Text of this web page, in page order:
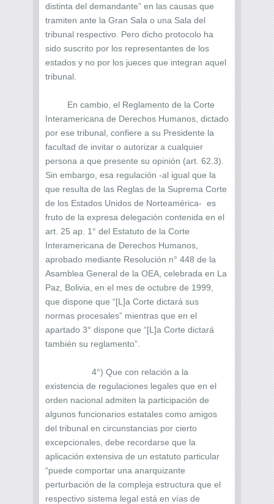
distinta del demandante” en las causas que
tramiten ante la Gran Sala o una Sala del
tribunal respectivo. Pero dicho protocolo ha
sido suscrito por los representantes de los
estados y no por los jueces que integran aquel
tribunal.
En cambio, el Reglamento de la Corte
Interamericana de Derechos Humanos, dictado
por ese tribunal, confiere a su Presidente la
facultad de invitar o autorizar a cualquier
persona a que presente su opinión (art. 62.3).
Sin embargo, esa regulación -al igual que la
que resulta de las Reglas de la Suprema Corte
de los Estados Unidos de Norteamérica- es
fruto de la expresa delegación contenida en el
art. 25 ap. 1° del Estatuto de la Corte
Interamericana de Derechos Humanos,
aprobado mediante Resolución n° 448 de la
Asamblea General de la OEA, celebrada en La
Paz, Bolivia, en el mes de octubre de 1999,
que dispone que “[L]a Corte dictará sus
normas procesales” mientras que en el
apartado 3° dispone que “[L]a Corte dictará
también su reglamento”.
4°) Que con relación a la
existencia de regulaciones legales que en el
orden nacional admiten la participación de
algunos funcionarios estatales como amigos
del tribunal en circunstancias por cierto
excepcionales, debe recordarse que la
aplicación extensiva de un estatuto particular
“puede comportar una anarquizante
perturbación de la compleja estructura que el
respectivo sistema legal está en vías de